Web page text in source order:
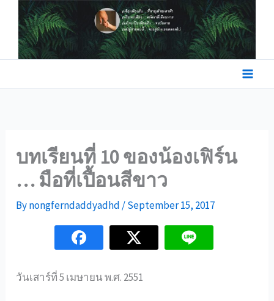
content
บทเรียนที่ 10 ของน้องเฟิร์น
… มือที่เปื้อนสีขาว
Bynongferndaddyadhd /September 15, 2017
วันเสาร์ที่ 5 เมษายน พ.ศ. 2551